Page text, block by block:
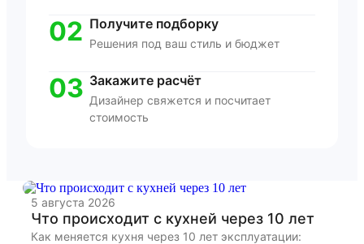
02 Получите подборку
Решения под ваш стиль и бюджет
03 Закажите расчёт
Дизайнер свяжется и посчитает
стоимость
5 августа 2026
Что происходит с кухней через 10 лет
Как меняется кухня через 10 лет эксплуатации: